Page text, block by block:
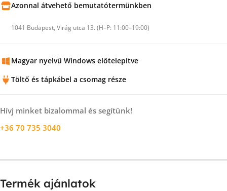
Azonnal átvehető bemutatótermünkben
1041 Budapest, Virág utca 13. (H–P: 11:00–19:00)
Magyar nyelvű Windows előtelepítve
Töltő és tápkábel a csomag része
Hívj minket bizalommal és segítünk!
+36 70 735 3040
Termék ajánlatok